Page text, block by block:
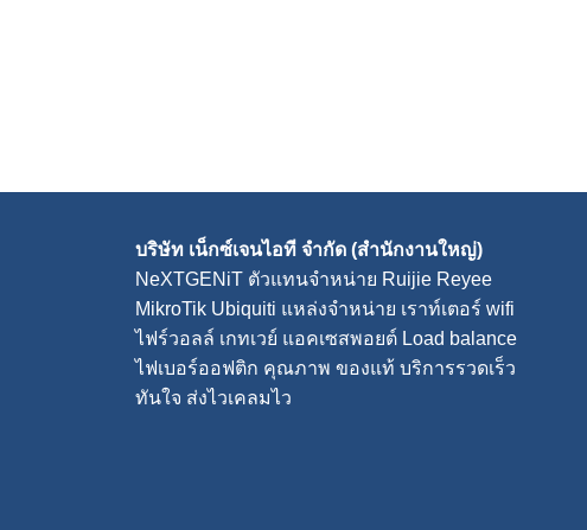
บริษัท เน็กซ์เจนไอที จำกัด (สำนักงานใหญ่)
NeXTGENiT ตัวแทนจำหน่าย Ruijie Reyee
MikroTik Ubiquiti แหล่งจำหน่าย เราท์เตอร์ wifi
ไฟร์วอลล์ เกทเวย์ แอคเซสพอยต์ Load balance
ไฟเบอร์ออฟติก คุณภาพ ของแท้ บริการรวดเร็ว
ทันใจ ส่งไวเคลมไว